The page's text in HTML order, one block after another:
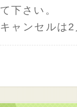
て下さい。
キャンセルは